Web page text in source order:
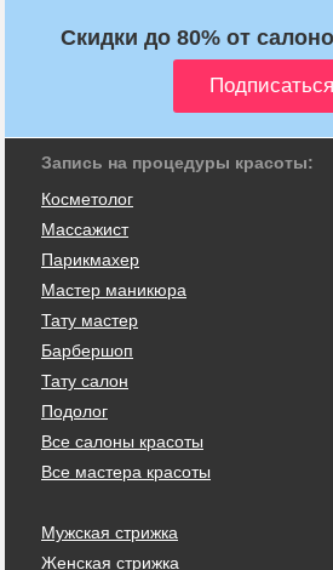
Скидки до 80% от
Запись на процедуры красоты:
Косметолог
Массажист
Парикмахер
Мастер маникюра
Тату мастер
Барбершоп
Тату салон
Подолог
Все салоны красоты
Все мастера красоты
Мужская стрижка
Женская стрижка